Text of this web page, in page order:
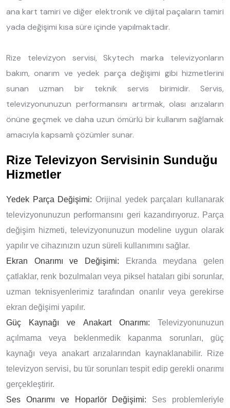
ana kart tamiri ve diğer elektronik ve dijital paçaların tamiri
yada değişimi kısa süre içinde yapılmaktadır.
Rize televizyon servisi, Skytech marka televizyonların
bakım, onarım ve yedek parça değişimi gibi hizmetlerini
sunan uzman bir teknik servis birimidir. Servis,
televizyonunuzun performansını artırmak, olası arızaların
önüne geçmek ve daha uzun ömürlü bir kullanım sağlamak
amacıyla kapsamlı çözümler sunar.
Rize Televizyon Servisinin Sunduğu
Hizmetler
Yedek Parça Değişimi: Orijinal yedek parçaları kullanarak
televizyonunuzun performansını geri kazandırıyoruz. Parça
değişim hizmeti, televizyonunuzun modeline uygun olarak
yapılır ve cihazınızın uzun süreli kullanımını sağlar.
Ekran Onarımı ve Değişimi: Ekranda meydana gelen
çatlaklar, renk bozulmaları veya piksel hataları gibi sorunlar,
uzman teknisyenlerimiz tarafından onarılır veya gerekirse
ekran değişimi yapılır.
Güç Kaynağı ve Anakart Onarımı: Televizyonunuzun
açılmama veya beklenmedik kapanma sorunları, güç
kaynağı veya anakart arızalarından kaynaklanabilir. Rize
televizyon servisi, bu tür sorunları tespit edip gerekli onarımı
gerçekleştirir.
Ses Onarımı ve Hoparlör Değişimi: Ses problemleriyle